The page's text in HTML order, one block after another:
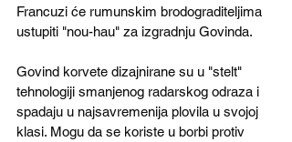
Francuzi će rumunskim brodograditeljima
ustupiti "nou-hau" za izgradnju Govinda.
Govind korvete dizajnirane su u "stelt"
tehnologiji smanjenog radarskog odraza i
spadaju u najsavremenija plovila u svojoj
klasi. Mogu da se koriste u borbi protiv